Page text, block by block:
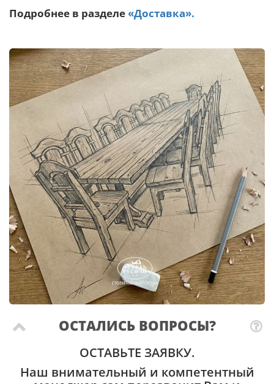
Подробнее в разделе «Доставка».
ОСТАЛИСЬ ВОПРОСЫ?
ОСТАВЬТЕ ЗАЯВКУ.
Наш внимательный и компетентный